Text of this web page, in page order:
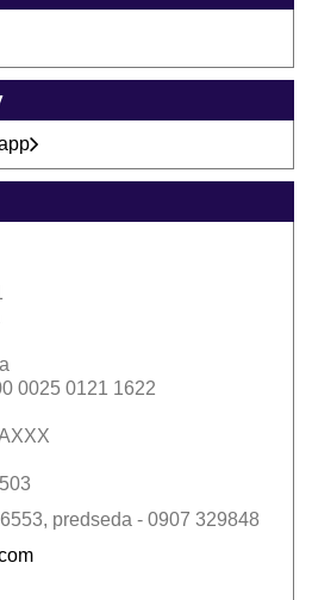
0025 0121 1622
predseda - 0907 329848